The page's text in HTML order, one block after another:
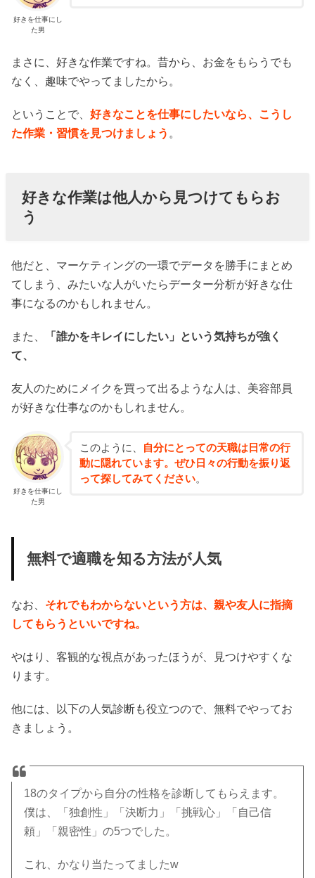
好きを仕事にし
た男
まさに、好きな作業ですね。昔から、お金をもらうでも
なく、趣味でやってましたから。
ということで、好きなことを仕事にしたいなら、こうし
た作業・習慣を見つけましょう 。
好きな作業は他人から見つけてもらお
う
他だと、マーケティングの一環でデータを勝手にまとめ
てしまう、みたいな人がいたらデーター分析が好きな仕
事になるのかもしれません。
また、
「誰かをキレイにしたい」という気持ちが強く
て、
友人のためにメイクを買って出るような人は、美容部員
が好きな仕事なのかもしれません。
好きを仕事にし
た男
このように、
自分にとっての天職は日常の行
動に隠れています。ぜひ日々の行動を振り返
って探してみてください。
無料で適職を知る方法が人気
なお、 それでもわからないという方は、親や友人に指摘
してもらうといいですね。
やはり、客観的な視点があったほうが、見つけやすくな
ります。
他には、以下の人気診断も役立つので、無料でやってお
きましょう。
18のタイプから自分の性格を診断してもらえます。
僕は、「独創性」「決断力」「挑戦心」「自己信
頼」「親密性」の5つでした。
これ、かなり当たってましたw